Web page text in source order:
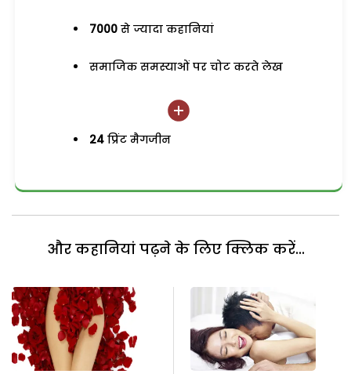
7000 से ज्यादा कहानियां
समाजिक समस्याओं पर चोट करते लेख
24 प्रिंट मैगजीन
और कहानियां पढ़ने के लिए क्लिक करें...